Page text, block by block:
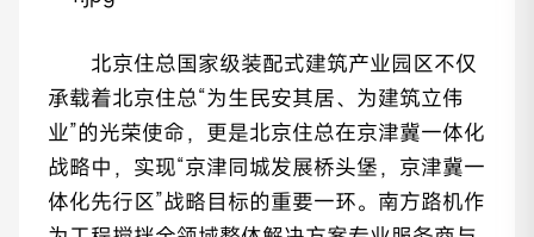
北京住总国家级装配式建筑产业园区不仅
承载着北京住总“为生民安其居、为建筑立伟
业”的光荣使命，更是北京住总在京津冀一体化
战略中，实现“京津同城发展桥头堡，京津冀一
体化先行区”战略目标的重要一环。南方路机作